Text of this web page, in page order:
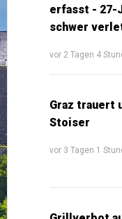
erfasst - 27-
schwer
vor 2 Tagen 4
Graz trauert
Stoiser
vor 3 Tagen 1